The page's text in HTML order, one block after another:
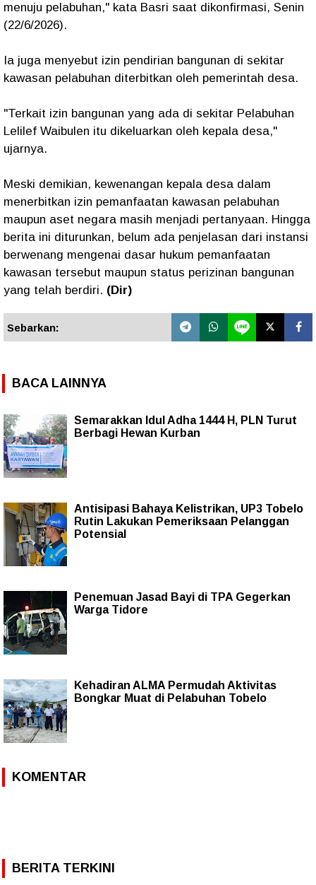
menuju pelabuhan," kata Basri saat dikonfirmasi, Senin
(22/6/2026).
Ia juga menyebut izin pendirian bangunan di sekitar
kawasan pelabuhan diterbitkan oleh pemerintah desa.
"Terkait izin bangunan yang ada di sekitar Pelabuhan
Lelilef Waibulen itu dikeluarkan oleh kepala desa,"
ujarnya.
Meski demikian, kewenangan kepala desa dalam
menerbitkan izin pemanfaatan kawasan pelabuhan
maupun aset negara masih menjadi pertanyaan. Hingga
berita ini diturunkan, belum ada penjelasan dari instansi
berwenang mengenai dasar hukum pemanfaatan
kawasan tersebut maupun status perizinan bangunan
yang telah berdiri. (Dir)
Sebarkan:
BACA LAINNYA
Semarakkan Idul Adha 1444 H, PLN Turut
Berbagi Hewan Kurban
Antisipasi Bahaya Kelistrikan, UP3 Tobelo
Rutin Lakukan Pemeriksaan Pelanggan
Potensial
Penemuan Jasad Bayi di TPA Gegerkan
Warga Tidore
Kehadiran ALMA Permudah Aktivitas
Bongkar Muat di Pelabuhan Tobelo
KOMENTAR
BERITA TERKINI